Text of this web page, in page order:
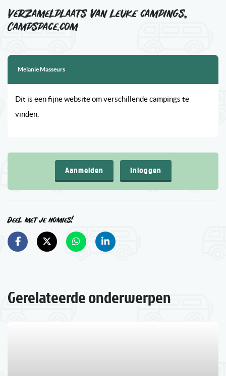
Verzamelplaats van leuke campings,
Campspace.com
Melanie Masseurs
Dit is een fijne website om verschillende campings te
vinden.
Aanmelden Inloggen
Deel met je homies!
Gerelateerde onderwerpen